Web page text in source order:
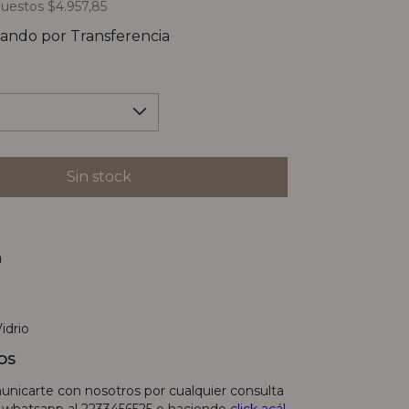
$4.957,85
por Transferencia
con nosotros por cualquier consulta